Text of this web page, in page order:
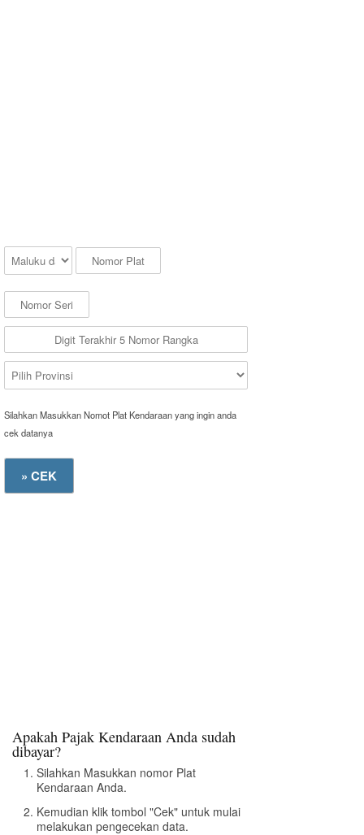
Silahkan Masukkan Nomot Plat Kendaraan yang ingin anda
cek datanya
Apakah Pajak Kendaraan Anda sudah
dibayar?
Silahkan Masukkan nomor Plat
Kendaraan Anda.
Kemudian klik tombol "Cek" untuk mulai
melakukan pengecekan data.